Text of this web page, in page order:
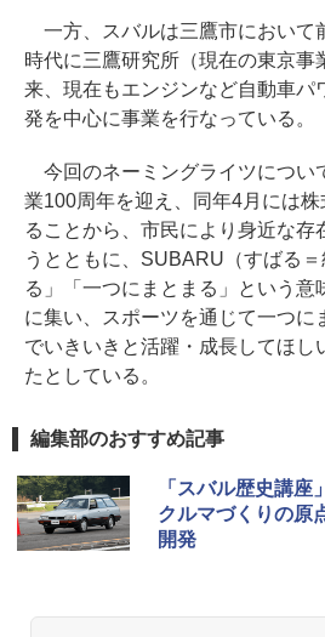
一方、スバルは三鷹市において
時代に三鷹研究所（現在の東京事
来、現在もエンジンなど自動車パ
発を中心に事業を行なっている。
今回のネーミングライツについ
業100周年を迎え、同年4月には
ることから、市民により身近な存
うとともに、SUBARU（すばる
る」「一つにまとまる」という意
に集い、スポーツを通じて一つに
でいきいきと活躍・成長してほし
たとしている。
編集部のおすすめ記事
「スバル歴史講
クルマづくりの原
開発